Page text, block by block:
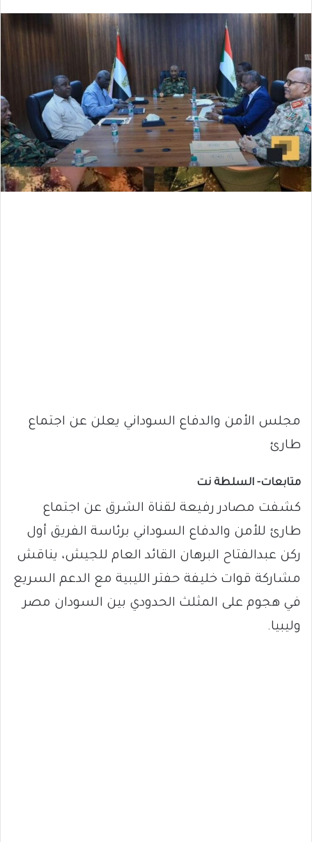
مجلس الأمن والدفاع السوداني يعلن عن اجتماع
طارئ
متابعات- السلطة نت
كشفت مصادر رفيعة لقناة الشرق عن اجتماع
طارئ للأمن والدفاع السوداني برئاسة الفريق أول
ركن عبدالفتاح البرهان القائد العام للجيش، يناقش
مشاركة قوات خليفة حفتر الليبية مع الدعم السريع
في هجوم على المثلث الحدودي بين السودان مصر
وليبيا.